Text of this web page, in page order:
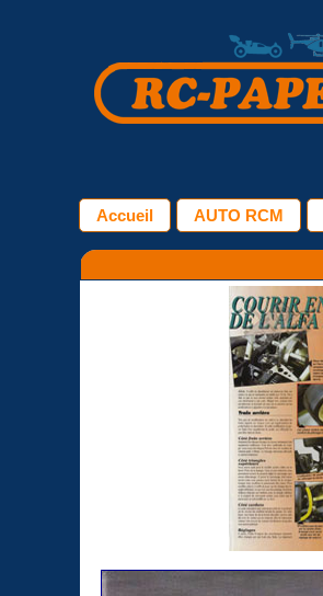
Accueil AUTO RCM